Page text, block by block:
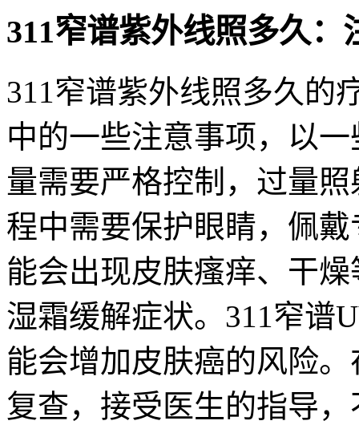
311窄谱紫外线照多久
311窄谱紫外线照多久的
中的一些注意事项，以
量需要严格控制，过量
程中需要保护眼睛，佩
能会出现皮肤瘙痒、干
湿霜缓解症状。311窄谱
能会增加皮肤癌的风险
复查，接受医生的指导